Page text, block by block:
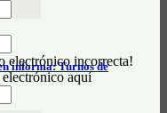
informa: Turnos de
electrónico incorrecta!
aquí